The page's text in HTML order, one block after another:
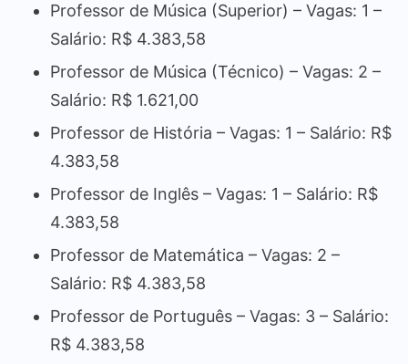
Professor de Música (Superior) – Vagas: 1 –
Salário: R$ 4.383,58
Professor de Música (Técnico) – Vagas: 2 –
Salário: R$ 1.621,00
Professor de História – Vagas: 1 – Salário: R$
4.383,58
Professor de Inglês – Vagas: 1 – Salário: R$
4.383,58
Professor de Matemática – Vagas: 2 –
Salário: R$ 4.383,58
Professor de Português – Vagas: 3 – Salário:
R$ 4.383,58